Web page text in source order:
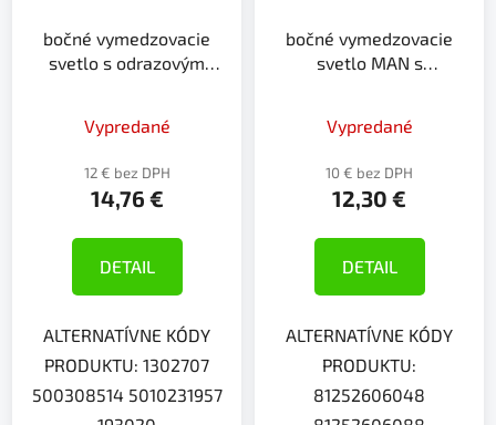
bočné vymedzovacie
svetlo s odrazovým
Vypredané
12 € bez DPH
14,76 €
DETAIL
ALTERNATÍVNE KÓDY
PRODUKTU: 1302707
500308514 5010231957
bočné vymedzovacie
svetlo MAN s
Vypredané
10 € bez DPH
12,30 €
DETAIL
ALTERNATÍVNE KÓDY
PRODUKTU:
81252606048